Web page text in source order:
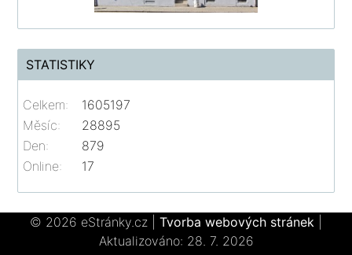
STATISTIKY
Online: 17
Celkem:
1605197
Měsíc:
28895
Den:
879
© 2026 eStránky.cz Tvorba webových stránek
Aktualizováno: 28. 7. 2026